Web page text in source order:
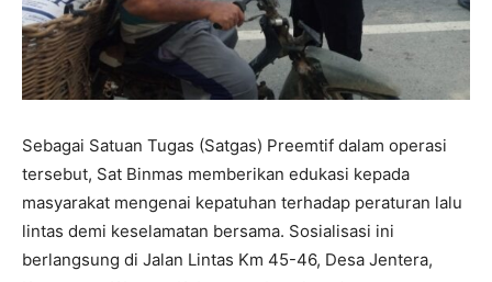
Sebagai Satuan Tugas (Satgas) Preemtif dalam operasi
tersebut, Sat Binmas memberikan edukasi kepada
masyarakat mengenai kepatuhan terhadap peraturan lalu
lintas demi keselamatan bersama. Sosialisasi ini
berlangsung di Jalan Lintas Km 45-46, Desa Jentera,